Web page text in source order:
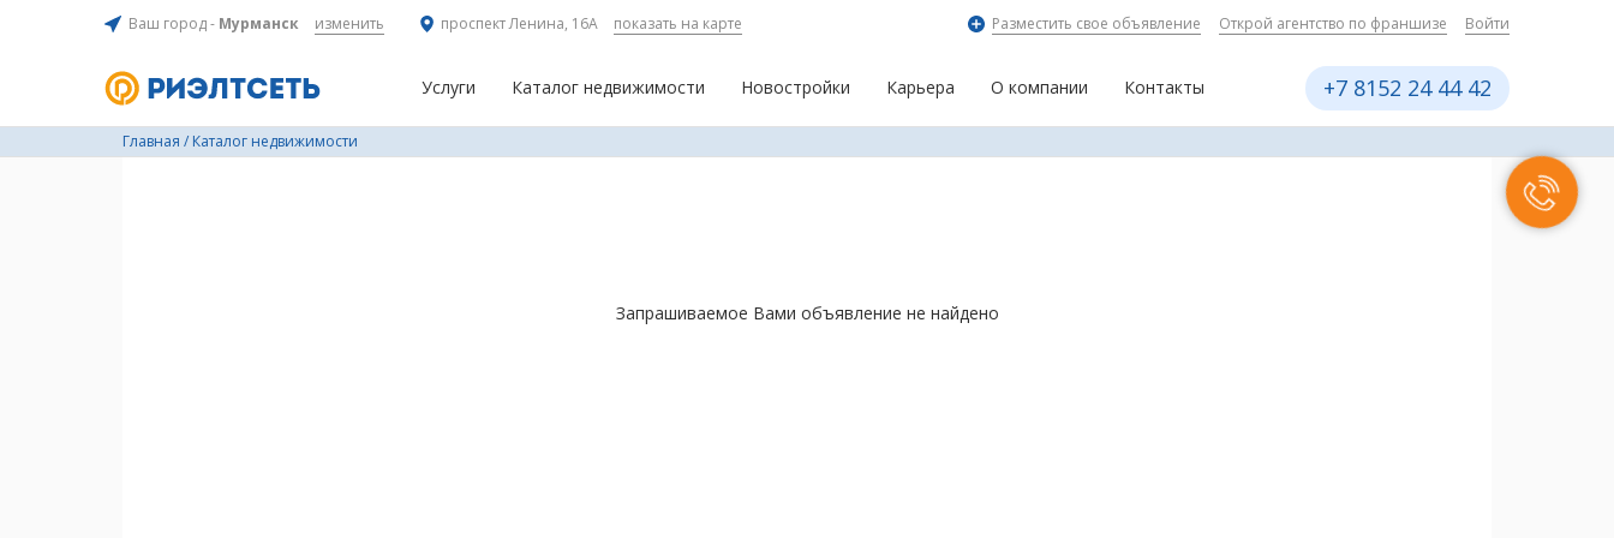
Ваш город - Мурманск изменить проспект Ленина, 16А показать на карте Разместить свое объявление Открой агентство по франшизе Войти
Услуги Каталог недвижимости Новостройки Карьера О компании Контакты +7 8152 24 44 42
Главная / Каталог недвижимости
Запрашиваемое Вами объявление не найдено